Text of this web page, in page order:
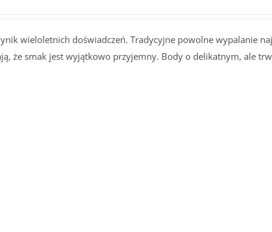
wieloletnich doświadczeń. Tradycyjne powolne wypalanie
że smak jest wyjątkowo przyjemny. Body o delikatnym, ale